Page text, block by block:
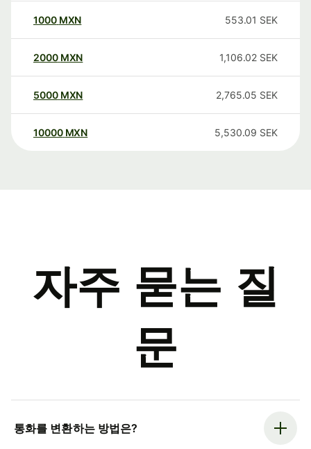
1000 MXN 553.01 SEK
2000 MXN 1,106.02 SEK
5000 MXN 2,765.05 SEK
10000 MXN 5,530.09 SEK
자주 묻는 질
문
통화를 변환하는 방법은?